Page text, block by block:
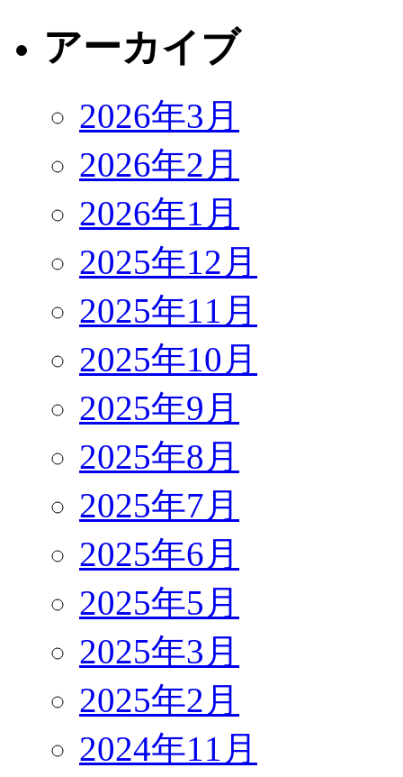
アーカイブ
2026年3月
2026年2月
2026年1月
2025年12月
2025年11月
2025年10月
2025年9月
2025年8月
2025年7月
2025年6月
2025年5月
2025年3月
2025年2月
2024年11月